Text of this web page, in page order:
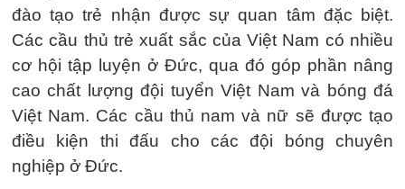
đào tạo trẻ nhận được sự quan tâm đặc biệt.
Các cầu thủ trẻ xuất sắc của Việt Nam có nhiều
cơ hội tập luyện ở Đức, qua đó góp phần nâng
cao chất lượng đội tuyển Việt Nam và bóng đá
Việt Nam. Các cầu thủ nam và nữ sẽ được tạo
điều kiện thi đấu cho các đội bóng chuyên
nghiệp ở Đức.